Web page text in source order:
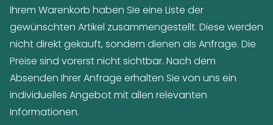
Ihrem Warenkorb haben Sie eine Liste der
gewünschten Artikel zusammengestellt. Diese werden
nicht direkt gekauft, sondern dienen als Anfrage. Die
Preise sind vorerst nicht sichtbar. Nach dem
Absenden Ihrer Anfrage erhalten Sie von uns ein
individuelles Angebot mit allen relevanten
Informationen.